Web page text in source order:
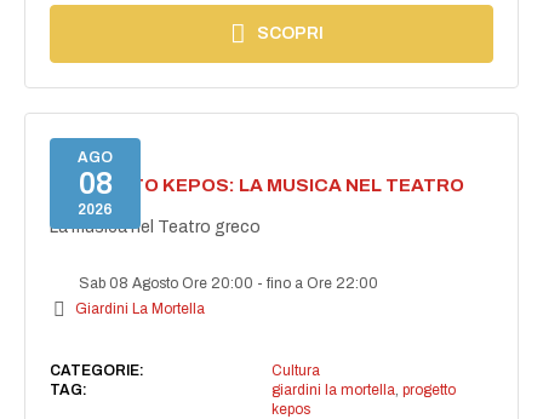
SCOPRI
AGO
08
2026
PROGETTO KEPOS: LA MUSICA NEL TEATRO
GRECO
La musica nel Teatro greco
Sab 08 Agosto Ore 20:00 -fino a Ore 22:00
Giardini La Mortella
CATEGORIE:
Cultura
TAG:
giardini la mortella, progetto
kepos